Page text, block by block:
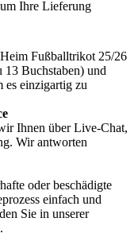
Ihre Lieferung
Fußballtrikot 25/26
Buchstaben) und
es einzigartig zu
Ihnen über Live-Chat,
Wir antworten
oder beschädigte
einfach und
Sie in unserer